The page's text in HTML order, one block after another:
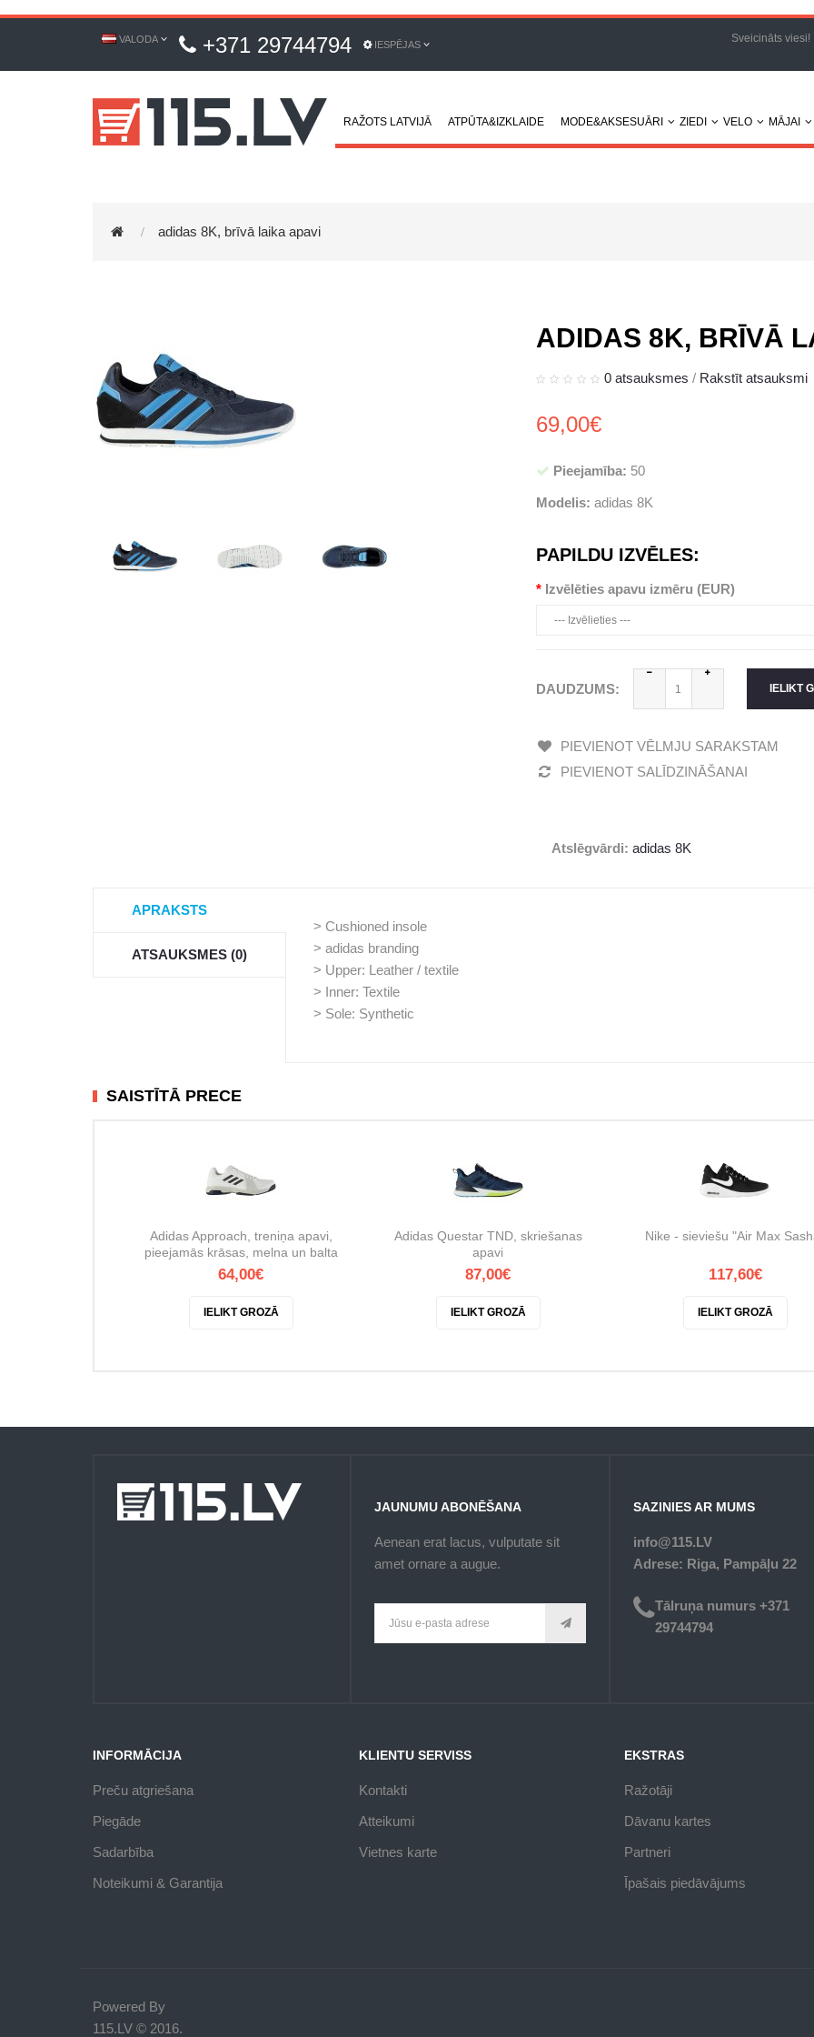
VALODA +371 29744794 IESPĒJAS Sveicināts viesi!
RAŽOTS LATVIJĀ ATPŪTA&IZKLAIDE MODE&AKSESUĀRI ZIEDI VELO MĀJAI
adidas 8K, brīvā laika apavi
ADIDAS 8K, BRĪVĀ
0 atsauksmes / Rakstīt atsauksmi
69,00€
Pieejamība: 50
Modelis: adidas 8K
PAPILDU IZVĒLES:
Izvēlēties apavu izmēru (EUR)
DAUDZUMS: IELIKT
PIEVIENOT VĒLMJU SARAKSTAM
PIEVIENOT SALĪDZINĀŠANAI
Atslēgvārdi: adidas 8K
APRAKSTS
ATSAUKSMES (0)
> Cushioned insole
> adidas branding
> Upper: Leather / textile
> Inner: Textile
> Sole: Synthetic
SAISTĪTĀ PRECE
Adidas Approach, treniņa apavi,
pieejamās krāsas, melna un balta
64,00€
IELIKT GROZĀ
Adidas Questar TND, skriešanas
apavi
87,00€
IELIKT GROZĀ
Nike - sieviešu "Air Max
117,60€
IELIKT GROZĀ
JAUNUMU ABONĒŠANA
Aenean erat lacus, vulputate sit
amet ornare a augue.
SAZINIES AR MUMS
info@115.LV
Adrese: Riga, Pampāļu 22
Tālruņa numurs +371
29744794
INFORMĀCIJA
Preču atgriešana
Piegāde
Sadarbība
Noteikumi & Garantija
KLIENTU SERVISS
Kontakti
Atteikumi
Vietnes karte
EKSTRAS
Ražotāji
Dāvanu kartes
Partneri
Īpašais piedāvājums
Powered By
115.LV © 2016.